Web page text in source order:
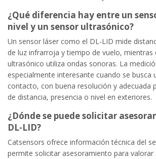
¿Qué diferencia hay entre un
nivel y un sensor ultrasónico?
Un sensor láser como el DL-LID mide
de luz infrarroja y tiempo de vuelo, mientras
ultrasónico utiliza ondas sonoras. La
especialmente interesante cuando se busca
contacto, con buena resolución y adecuada
de distancia, presencia o nivel en exteriores.
¿Dónde se puede solicitar
DL-LID?
Catsensors ofrece información técnica del
permite solicitar asesoramiento para valorar